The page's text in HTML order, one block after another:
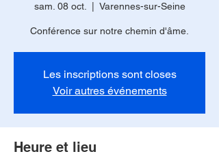
sam. 08 oct. Varennes-sur-Seine
Conférence sur notre chemin d'âme.
Les inscriptions sont closes
Voir autres événements
Heure et lieu